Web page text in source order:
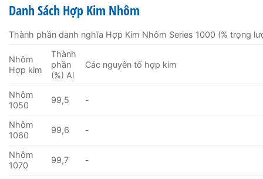
Danh Sách Hợp Kim Nhôm
Thành phần danh nghĩa Hợp Kim Nhôm Series 1000 (% trọng
Nhôm
Hợp kim
Thành
phần
(%) Al
Các nguyên tố hợp kim
Nhôm
1050
99,5 -
Nhôm
1060
99,6 -
Nhôm
1070
99,7 -